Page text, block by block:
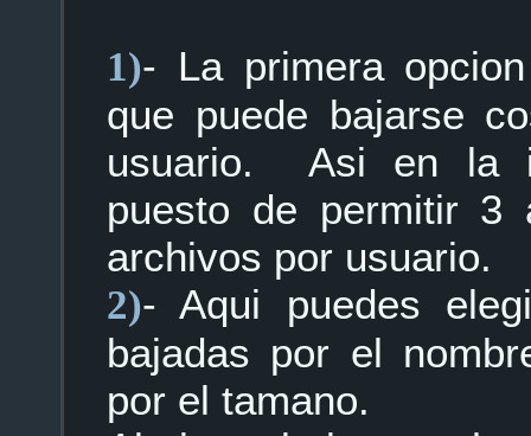
1)- La primera
que puede bajarse
usuario. Asi en la
puesto de permitir 3
archivos por usuario.
2)- Aqui puedes
bajadas por el
por el tamano.